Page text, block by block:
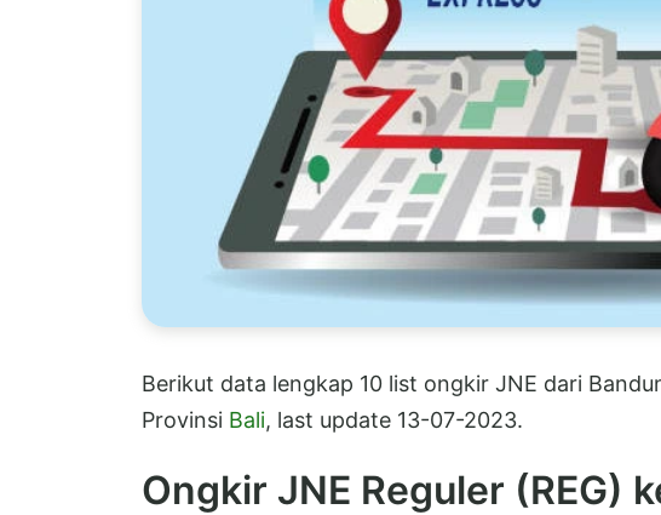
Berikut data lengkap 10 list ongkir JNE dari
Provinsi Bali, last update 13-07-2023.
Ongkir JNE Reguler (REG)